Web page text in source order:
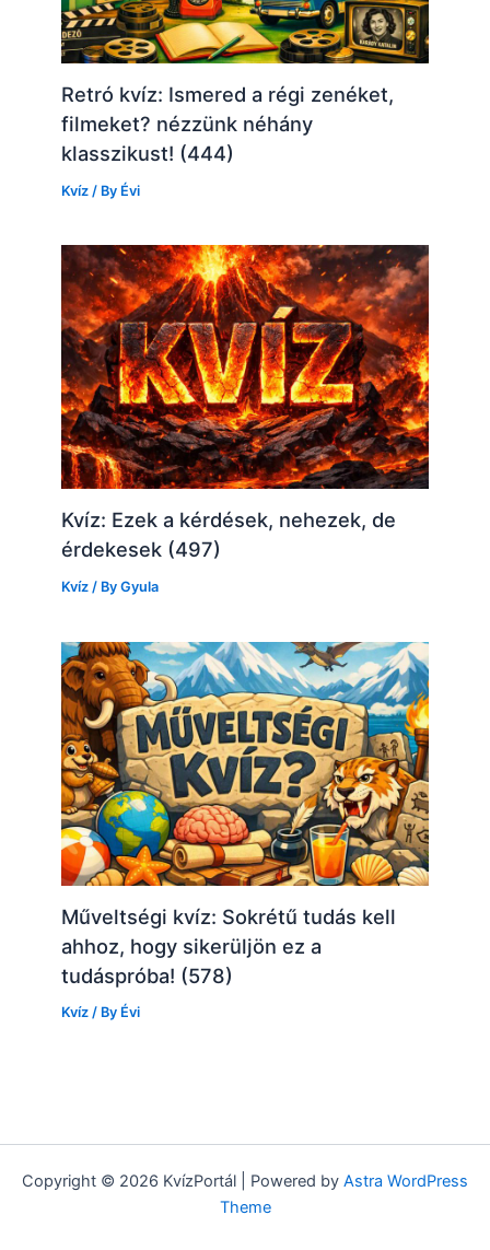
Retró kvíz: Ismered a régi zenéket,
filmeket? nézzünk néhány
klasszikust! (444)
Kvíz / By Évi
Kvíz: Ezek a kérdések, nehezek, de
érdekesek (497)
Kvíz / ByGyula
Műveltségi kvíz: Sokrétű tudás kell
ahhoz, hogy sikerüljön ez a
tudáspróba! (578)
Kvíz / By Évi
Copyright © 2026 KvízPortál | Powered by Astra WordPress
Theme